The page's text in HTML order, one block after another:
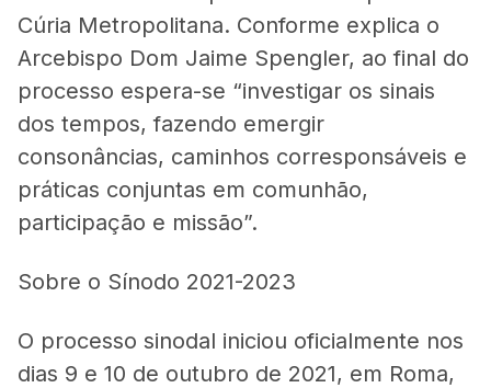
Cúria Metropolitana. Conforme explica o
Arcebispo Dom Jaime Spengler, ao final do
processo espera-se “investigar os sinais
dos tempos, fazendo emergir
consonâncias, caminhos corresponsáveis e
práticas conjuntas em comunhão,
participação e missão”.
Sobre o Sínodo 2021-2023
O processo sinodal iniciou oficialmente nos
dias 9 e 10 de outubro de 2021, em Roma,